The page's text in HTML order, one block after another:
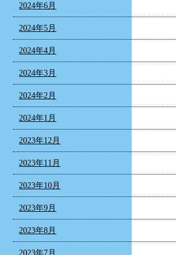
2024年6月
2024年5月
2024年4月
2024年3月
2024年2月
2024年1月
2023年12月
2023年11月
2023年10月
2023年9月
2023年8月
2023年7月